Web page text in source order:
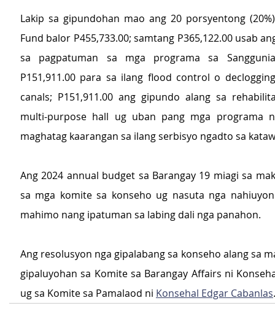
Lakip sa gipundohan mao ang 20 porsyentong
Fund balor P455,733.00; samtang P365,122.00 usab
sa pagpatuman sa mga programa sa
P151,911.00 para sa ilang flood control o
canals; P151,911.00 ang gipundo alang sa
multi-purpose hall ug uban pang mga programa
maghatag kaarangan sa ilang serbisyo ngadto sa
Ang 2024 annual budget sa Barangay 19 miagi sa
sa mga komite sa konseho ug nasuta nga
mahimo nang ipatuman sa labing dali nga panahon.
Ang resolusyon nga gipalabang sa konseho alang sa
gipaluyohan sa Komite sa Barangay Affairs ni
ug sa Komite sa Pamalaod ni Konsehal Edgar Cabanlas.